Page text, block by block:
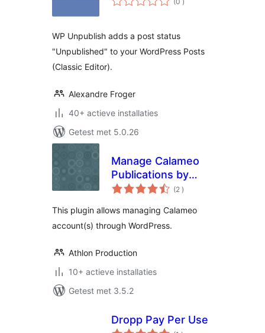
beoordelingen
WP Unpublish adds a post status
"Unpublished" to your WordPress Posts
(Classic Editor).
Alexandre Froger
40+ actieve installaties
Getest met 5.0.26
Manage Calameo
Publications by
Athlon
(2 aantal
beoordelingen
)
This plugin allows managing Calameo
account(s) through WordPress.
Athlon Production
10+ actieve installaties
Getest met 3.5.2
Dropp Pay Per Use
aantal